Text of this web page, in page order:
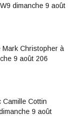
dimanche 9 août
Mark Christopher à
9 août 206
Camille Cottin
9 août